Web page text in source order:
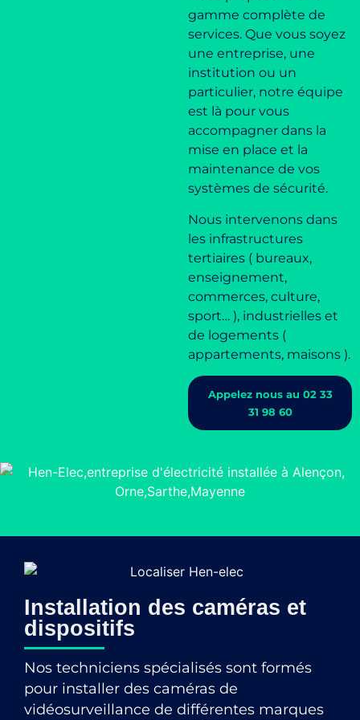
gamme complète de
services. Que vous soyez
une entreprise, une
institution ou un
particulier, notre équipe
est là pour vous
accompagner dans la
mise en place et la
maintenance de vos
systèmes de sécurité.
Nous intervenons dans
les infrastructures
tertiaires ( bureaux,
enseignement,
commerces, culture,
sport… ), industrielles et
de logements (
appartements, maisons ).
Appelez nous au 02 33
31 98 60
Installation des caméras et
dispositifs
Nos techniciens spécialisés sont formés
pour installer des caméras de
vidéosurveillance de différentes marques